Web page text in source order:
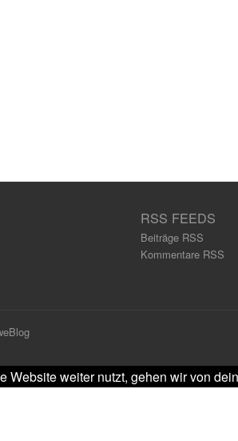
RSS FEEDS
Beiträge RSS
Kommentare RSS
Website weiter nutzt, gehen wir von